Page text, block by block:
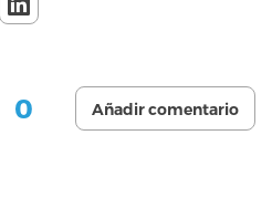
0 Añadir comentario